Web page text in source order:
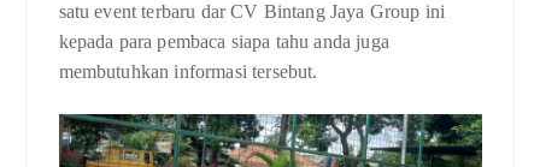
satu event terbaru dar CV Bintang Jaya Group ini
kepada para pembaca siapa tahu anda juga
membutuhkan informasi tersebut.